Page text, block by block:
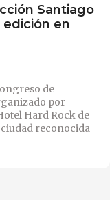
Santiago
edición en
de
por
Hard Rock de
reconocida